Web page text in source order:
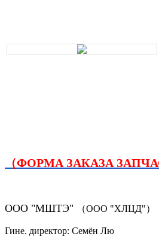
（ФОРМА ЗАКАЗА
ООО "МШТЭ" （ООО "ХЛЦД"）
Гине. директор: Семён Лю